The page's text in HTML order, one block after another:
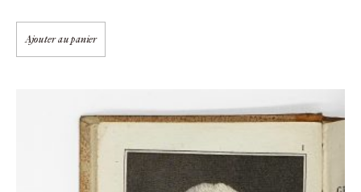
Ajouter au panier